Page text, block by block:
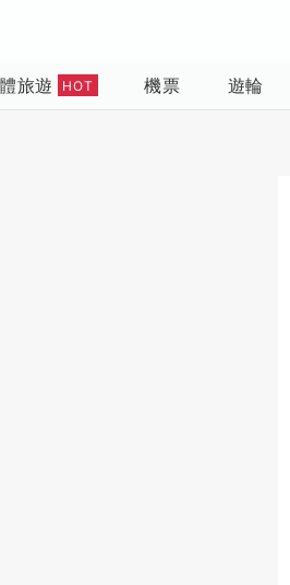
旅遊 HOT 機票 遊輪